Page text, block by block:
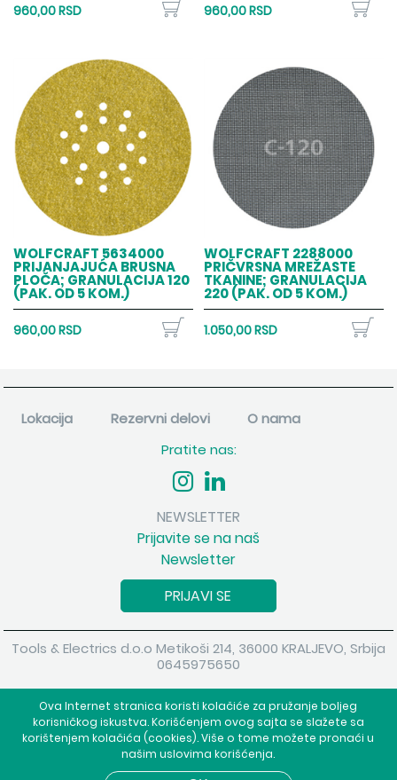
Ova Internet stranica koristi kolačiće za pružanje boljeg
korisničkog iskustva. Korišćenjem ovog sajta se slažete sa
korištenjem kolačića (cookies). Više o tome možete pronaći u
našim uslovima korišćenja.
960,00 RSD 960,00 RSD
WOLFCRAFT 5634000
PRIJANJAJUĆA BRUSNA
PLOČA; GRANULACIJA 120
(PAK. OD 5 KOM.)
960,00 RSD
WOLFCRAFT 2288000
PRIČVRSNA MREŽASTE
TKANINE; GRANULACIJA
220 (PAK. OD 5 KOM.)
1.050,00 RSD
Lokacija Rezervni delovi
O nama
Pratite nas:
NEWSLETTER
Prijavite se na naš
Newsletter
PRIJAVI SE
Tools & Electrics d.o.o Metikoši 214, 36000 KRALJEVO, Srbija
0645975650
Powered byshopen.com